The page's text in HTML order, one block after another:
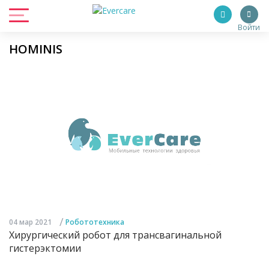
Войти
HOMINIS
04 мар 2021 / Робототехника
Хирургический робот для трансвагинальной
гистерэктомии